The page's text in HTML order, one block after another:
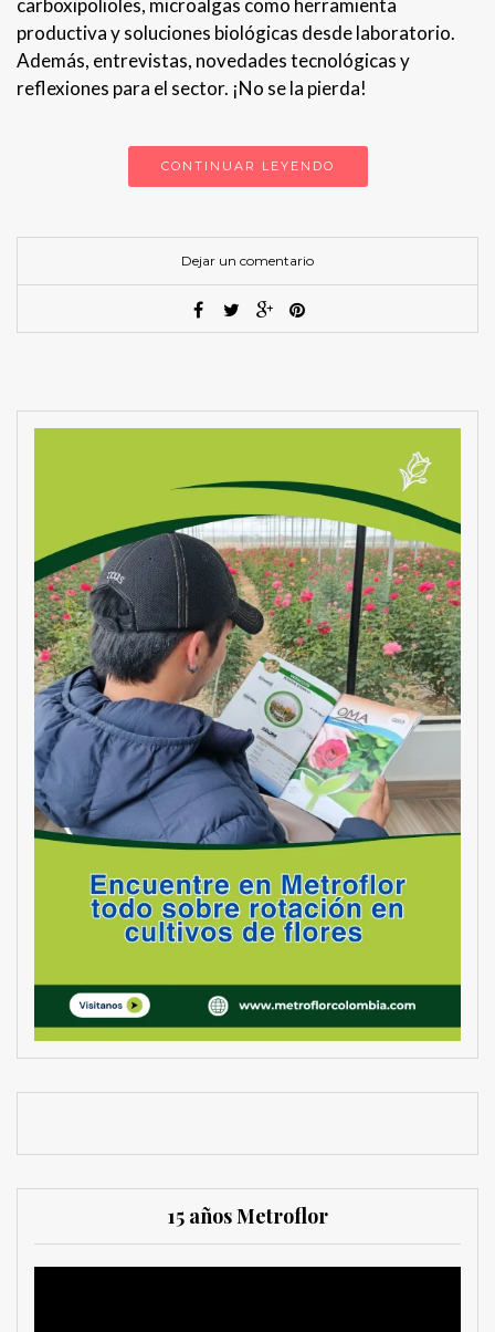
carboxipolioles, microalgas como herramienta
productiva y soluciones biológicas desde laboratorio.
Además, entrevistas, novedades tecnológicas y
reflexiones para el sector. ¡No se la pierda!
CONTINUAR LEYENDO
Dejar un comentario
15 años Metroflor